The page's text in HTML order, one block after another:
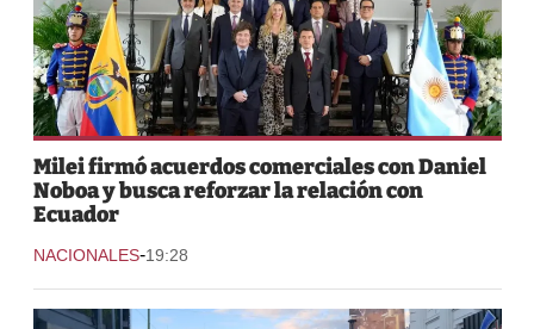
Milei firmó acuerdos comerciales con Daniel
Noboa y busca reforzar la relación con
Ecuador
NACIONALES-19:28